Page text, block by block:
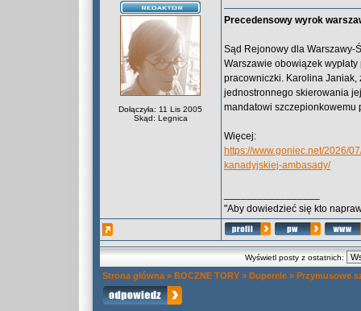
Dołączyła: 11 Lis 2005
Skąd: Legnica
Precedensowy wyrok
Sąd Rejonowy dla Warszawy-
Warszawie obowiązek
pracowniczki. Karolina Janiak,
jednostronnego skierowania
mandatowi szczepionkowemu
Więcej:
https://www.goniec.net/2026/
kanadyjskiej-ambasady/
"Aby dowiedzieć się kto
Wyświetl posty z ostatnich:
Strona główna » BOCZNE TORY » Duperele » Przymusowe